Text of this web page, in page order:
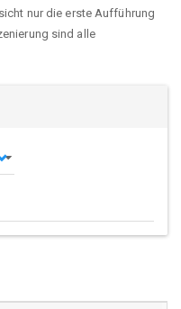
nur die erste Aufführung
sind alle